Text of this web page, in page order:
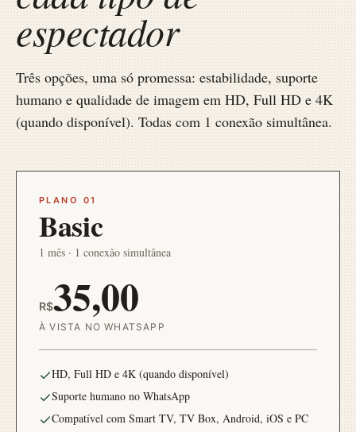
espectador
Três opções, uma só promessa: estabilidade, suporte
humano e qualidade de imagem em HD, Full HD e 4K
(quando disponível). Todas com 1 conexão simultânea.
PLANO 01
Basic
1 mês · 1 conexão simultânea
R$35,00
À VISTA NO WHATSAPP
HD, Full HD e 4K (quando disponível)
Suporte humano no WhatsApp
Compatível com Smart TV, TV Box, Android, iOS e PC